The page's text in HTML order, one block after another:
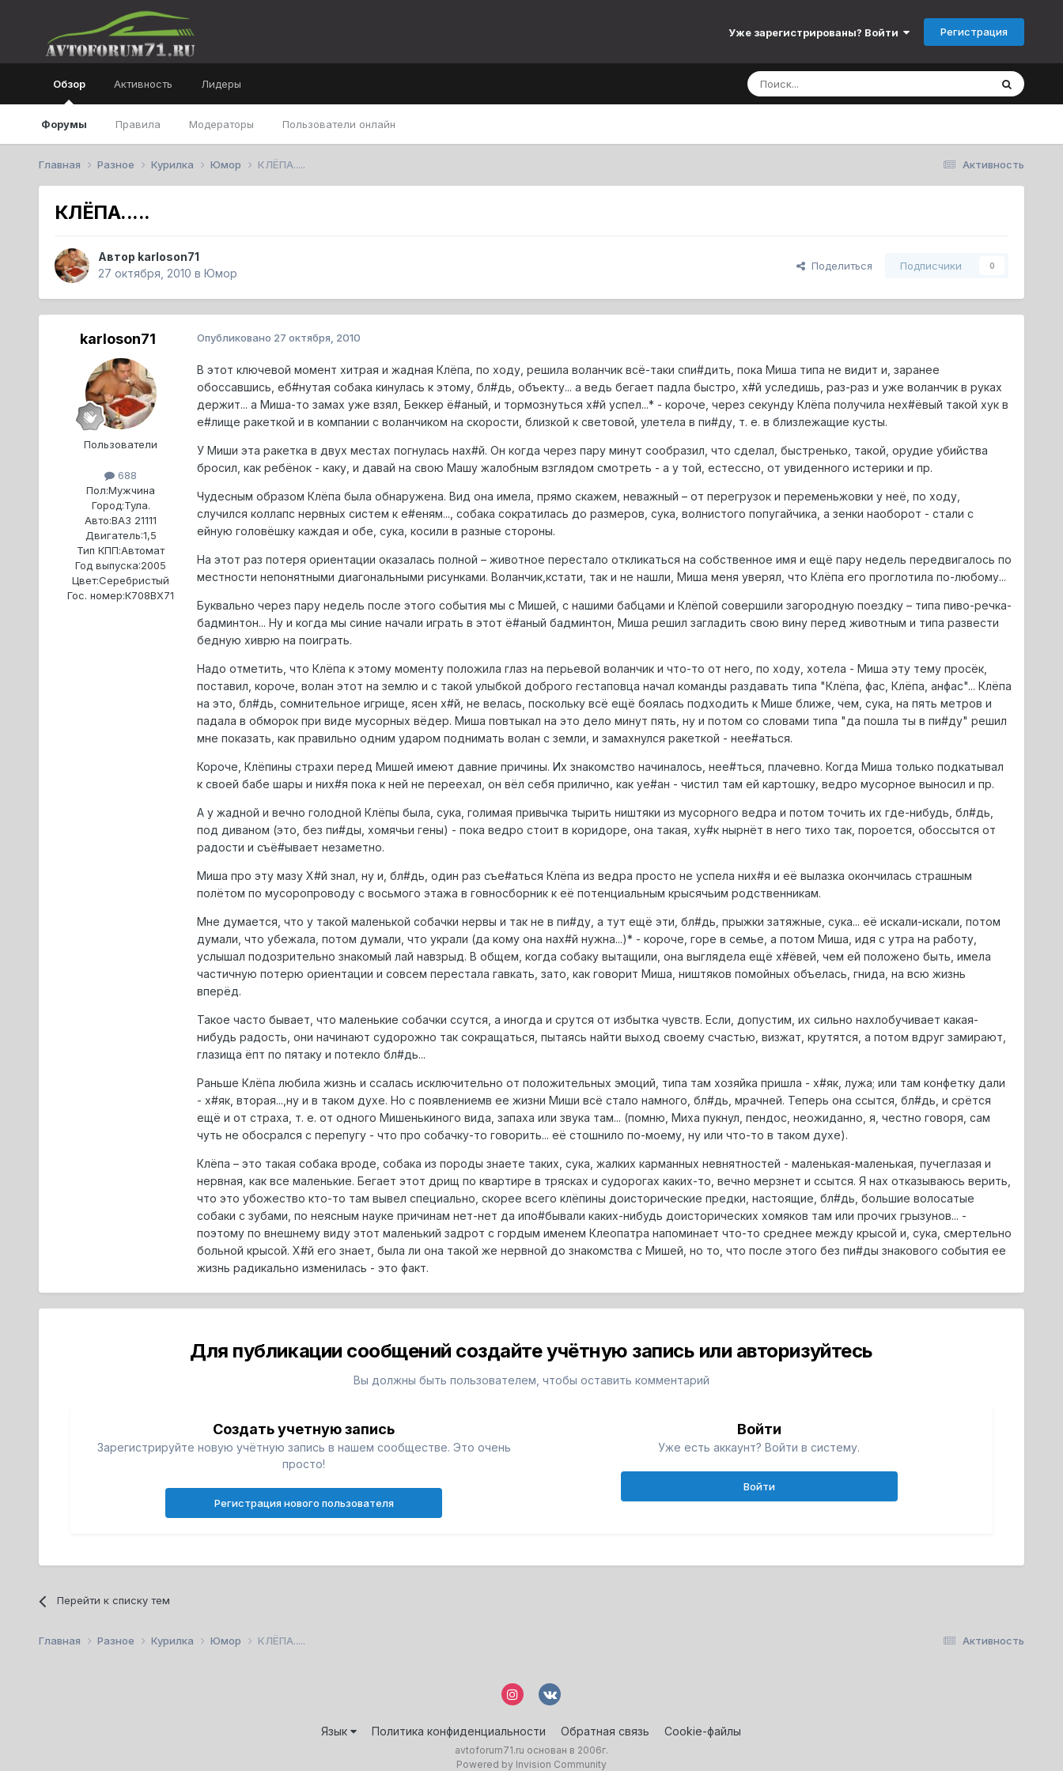
Уже зарегистрированы? Войти Регистрация
Обзор
Форумы Правила Модераторы Пользователи онлайн
Активность Лидеры
Активность
Главная Разное Курилка Юмор КЛЁПА.....
КЛЁПА.....
Автор karloson71
27 октября, 2010 в Юмор
Поделиться Подписчики 0
karloson71
Пользователи
688
Пол:Мужчина
Город:Тула.
Авто:ВАЗ 21111
Двигатель:1,5
Тип КПП:Автомат
Год выпуска:2005
Цвет:Серебристый
Гос. номер:К708ВХ71
Опубликовано 27 октября, 2010
В этот ключевой момент хитрая и жадная Клёпа, по ходу, решила воланчик всё-таки спи#дить, пока Миша типа не видит и, заранее
обоссавшись, еб#нутая собака кинулась к этому, бл#дь, объекту... а ведь бегает падла быстро, х#й уследишь, раз-раз и уже воланчик в руках
держит... а Миша-то замах уже взял, Беккер ё#аный, и тормознуться х#й успел...* - короче, через секунду Клёпа получила нех#ёвый такой хук в
е#лище ракеткой и в компании с воланчиком на скорости, близкой к световой, улетела в пи#ду, т. е. в близлежащие кусты.
У Миши эта ракетка в двух местах погнулась нах#й. Он когда через пару минут сообразил, что сделал, быстренько, такой, орудие убийства
бросил, как ребёнок - каку, и давай на свою Машу жалобным взглядом смотреть - а у той, естессно, от увиденного истерики и пр.
Чудесным образом Клёпа была обнаружена. Вид она имела, прямо скажем, неважный – от перегрузок и переменьжовки у неё, по ходу,
случился коллапс нервных систем к е#еням..., собака сократилась до размеров, сука, волнистого попугайчика, а зенки наоборот - стали с
ейную головёшку каждая и обе, сука, косили в разные стороны.
На этот раз потеря ориентации оказалась полной – животное перестало откликаться на собственное имя и ещё пару недель передвигалось по
местности непонятными диагональными рисунками. Воланчик,кстати, так и не нашли, Миша меня уверял, что Клёпа его проглотила по-любому...
Буквально через пару недель после этого события мы с Мишей, с нашими бабцами и Клёпой совершили загородную поездку – типа пиво-речка-
бадминтон... Ну и когда мы синие начали играть в этот ё#аный бадминтон, Миша решил загладить свою вину перед животным и типа развести
бедную хиврю на поиграть.
Надо отметить, что Клёпа к этому моменту положила глаз на перьевой воланчик и что-то от него, по ходу, хотела - Миша эту тему просёк,
поставил, короче, волан этот на землю и с такой улыбкой доброго гестаповца начал команды раздавать типа "Клёпа, фас, Клёпа, анфас"... Клёпа
на это, бл#дь, сомнительное игрище, ясен х#й, не велась, поскольку всё ещё боялась подходить к Мише ближе, чем, сука, на пять метров и
падала в обморок при виде мусорных вёдер. Миша повтыкал на это дело минут пять, ну и потом со словами типа "да пошла ты в пи#ду" решил
мне показать, как правильно одним ударом поднимать волан с земли, и замахнулся ракеткой - нее#аться.
Короче, Клёпины страхи перед Мишей имеют давние причины. Их знакомство начиналось, нее#ться, плачевно. Когда Миша только подкатывал
к своей бабе шары и них#я пока к ней не переехал, он вёл себя прилично, как уе#ан - чистил там ей картошку, ведро мусорное выносил и пр.
А у жадной и вечно голодной Клёпы была, сука, голимая привычка тырить ништяки из мусорного ведра и потом точить их где-нибудь, бл#дь,
под диваном (это, без пи#ды, хомячьи гены) - пока ведро стоит в коридоре, она такая, ху#к нырнёт в него тихо так, пороется, обоссытся от
радости и съё#ывает незаметно.
Миша про эту мазу Х#й знал, ну и, бл#дь, один раз съе#аться Клёпа из ведра просто не успела них#я и её вылазка окончилась страшным
полётом по мусоропроводу с восьмого этажа в говносборник к её потенциальным крысячьим родственникам.
Мне думается, что у такой маленькой собачки нервы и так не в пи#ду, а тут ещё эти, бл#дь, прыжки затяжные, сука... её искали-искали, потом
думали, что убежала, потом думали, что украли (да кому она нах#й нужна...)* - короче, горе в семье, а потом Миша, идя с утра на работу,
услышал подозрительно знакомый лай навзрыд. В общем, когда собаку вытащили, она выглядела ещё х#ёвей, чем ей положено быть, имела
частичную потерю ориентации и совсем перестала гавкать, зато, как говорит Миша, ништяков помойных объелась, гнида, на всю жизнь
вперёд.
Такое часто бывает, что маленькие собачки ссутся, а иногда и срутся от избытка чувств. Если, допустим, их сильно нахлобучивает какая-
нибудь радость, они начинают судорожно так сокращаться, пытаясь найти выход своему счастью, визжат, крутятся, а потом вдруг замирают,
глазища ёпт по пятаку и потекло бл#дь...
Раньше Клёпа любила жизнь и ссалась исключительно от положительных эмоций, типа там хозяйка пришла - х#як, лужа; или там конфетку дали
- х#як, вторая...,ну и в таком духе. Но с появлениемв ее жизни Миши всё стало намного, бл#дь, мрачней. Теперь она ссытся, бл#дь, и срётся
ещё и от страха, т. е. от одного Мишенькиного вида, запаха или звука там... (помню, Миха пукнул, пендос, неожиданно, я, честно говоря, сам
чуть не обосрался с перепугу - что про собачку-то говорить... её стошнило по-моему, ну или что-то в таком духе).
Клёпа – это такая собака вроде, собака из породы знаете таких, сука, жалких карманных невнятностей - маленькая-маленькая, пучеглазая и
нервная, как все маленькие. Бегает этот дрищ по квартире в трясках и судорогах каких-то, вечно мерзнет и ссытся. Я нах отказываюсь верить,
что это убожество кто-то там вывел специально, скорее всего клёпины доисторические предки, настоящие, бл#дь, большие волосатые
собаки с зубами, по неясным науке причинам нет-нет да ипо#бывали каких-нибудь доисторических хомяков там или прочих грызунов... -
поэтому по внешнему виду этот маленький задрот с гордым именем Клеопатра напоминает что-то среднее между крысой и, сука, смертельно
больной крысой. Х#й его знает, была ли она такой же нервной до знакомства с Мишей, но то, что после этого без пи#ды знакового события ее
жизнь радикально изменилась - это факт.
Для публикации сообщений создайте учётную запись или авторизуйтесь
Вы должны быть пользователем, чтобы оставить комментарий
Создать учетную запись
Зарегистрируйте новую учётную запись в нашем сообществе. Это очень
просто!
Регистрация нового пользователя
Войти
Уже есть аккаунт? Войти в систему.
Войти
Перейти к списку тем
Активность
Главная Разное Курилка Юмор КЛЁПА.....
Язык Политика конфиденциальности Обратная связь Cookie-файлы
avtoforum71.ru основан в 2006г.
Powered by Invision Community